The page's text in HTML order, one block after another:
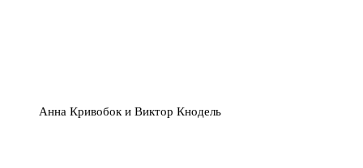
Анна Кривобок и Виктор Кнодель